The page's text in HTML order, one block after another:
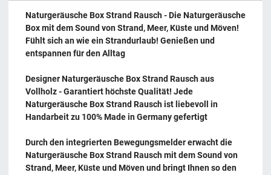
Naturgeräusche Box Strand Rausch - Die Naturgeräusche
Box mit dem Sound von Strand, Meer, Küste und Möven!
Fühlt sich an wie ein Strandurlaub! Genießen und
entspannen für den Alltag
Designer Naturgeräusche Box Strand Rausch aus
Vollholz - Garantiert höchste Qualität! Jede
Naturgeräusche Box Strand Rausch ist liebevoll in
Handarbeit zu 100% Made in Germany gefertigt
Durch den integrierten Bewegungsmelder erwacht die
Naturgeräusche Box Strand Rausch mit dem Sound von
Strand, Meer, Küste und Möven und bringt Ihnen so den